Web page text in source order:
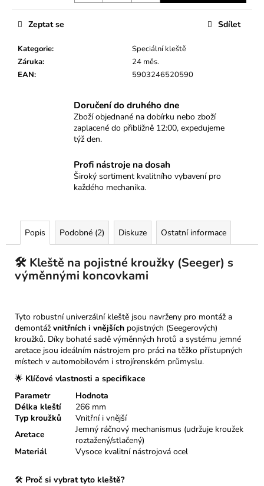
Kategorie:
Speciální kleště
Záruka:
24 měs.
EAN: 5903246520590
Zeptat se Sdílet
Doručení do druhého dne
Zboží objednané na dobírku nebo zboží
zaplacené do přibližně 12:00, expedujeme
týž den.
Profi nástroje na dosah
Široký sortiment kvalitního vybavení pro
každého mechanika.
Popis Podobné (2) Diskuze Ostatní informace
🛠️ Kleště na pojistné kroužky (Seeger) s
výměnnými koncovkami
Tyto robustní univerzální kleště jsou navrženy pro montáž a
demontáž vnitřních i vnějších pojistných (Seegerových)
kroužků. Díky bohaté sadě výměnných hrotů a systému jemné
aretace jsou ideálním nástrojem pro práci na těžko přístupných
místech v automobilovém i strojírenském průmyslu.
🌟 Klíčové vlastnosti a specifikace
Parametr
Hodnota
Délka kleští
266 mm
Typ kroužků
Vnitřní i vnější
Aretace
Jemný ráčnový mechanismus (udržuje kroužek
roztažený/stlačený)
Materiál
Vysoce kvalitní nástrojová ocel
🛠️ Proč si vybrat tyto kleště?
m